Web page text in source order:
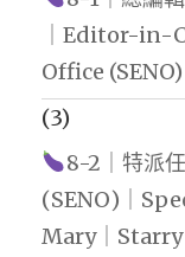
｜Editor-in-
Office (SENO)
(3)
8-2｜特派
(SENO)｜
Mary｜Starry